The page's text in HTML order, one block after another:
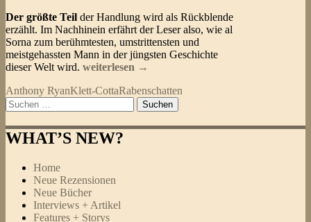
Der größte Teil der Handlung wird als Rückblende
erzählt. Im Nachhinein erfährt der Leser also, wie al
Sorna zum berühmtesten, umstrittensten und
meistgehassten Mann in der jüngsten Geschichte
dieser Welt wird. Anthony
–
des
Blutes
weiterlesen →
Anthony RyanKlett-CottaRabenschatten
Suchen
nach:
WHAT’S NEW?
Home
Neue Rezensionen
Neue Bücher
Interviews + Artikel
Features + Storys